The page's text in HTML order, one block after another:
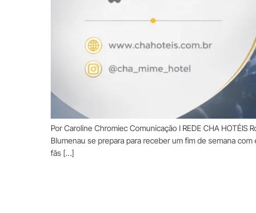
Por Caroline Chromiec Comunicação I REDE CHA
Blumenau se prepara para receber um fim de semana
fãs […]